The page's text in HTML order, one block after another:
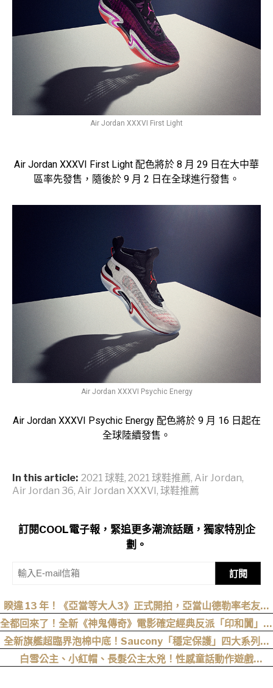
Air Jordan XXXVI First Light
Air Jordan XXXVI First Light 配色將於 8 月 29 日在大中華
區率先發售，隨後於 9 月 2 日在全球進行發售。
Air Jordan XXXVI Psychic Energy
Air Jordan XXXVI Psychic Energy 配色將於 9 月 16 日起在
全球陸續發售。
In this article: 2021 球鞋, 2021 球鞋推薦, Air Jordan,
Air Jordan 36, Air Jordan XXXVI, 球鞋推薦
訂閱COOL電子報，緊追更多潮流話題，獨家特別企
劃。
訂閱
睽違 13 年！《亞當等大人3》正式開拍，亞當山德勒率老友轉
戰 Netflix
全都回來了！全新《神鬼傳奇》電影確定經典反派「印和闐」也
會回歸
全新旗艦超臨界泡棉中底！Saucony「穩定保護」四大系列鞋
款發布
白雪公主、小紅帽、長髮公主太兇！性感童話動作遊戲